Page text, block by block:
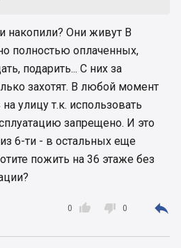
накопили? Они живут В
полностью оплаченных,
подарить... С них за
захотят. В любой момент
улицу т.к. использовать
запрещено. И это
6-ти - в остальных еще
пожить на 36 этаже без

0  0 